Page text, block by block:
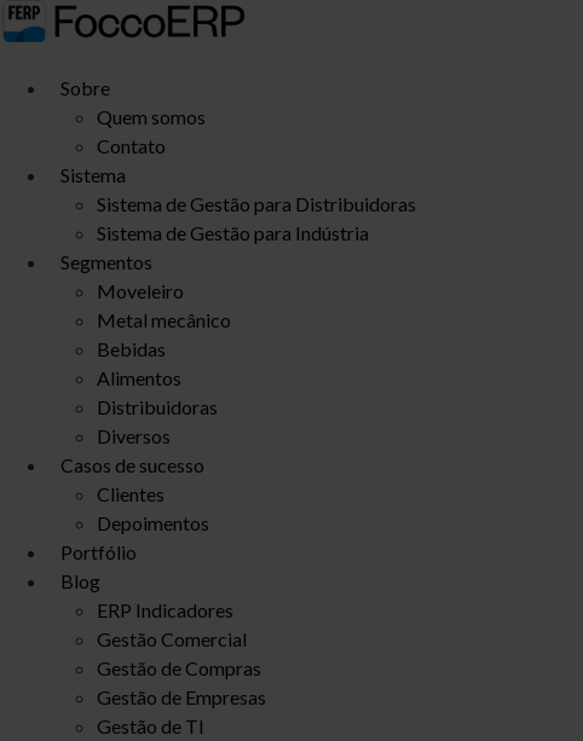
Ir
para
conteúdo
Sobre
Quem somos
Contato
Sistema
Sistema de Gestão para Distribuidoras
Sistema de Gestão para Indústria
Segmentos
Moveleiro
Metal mecânico
Bebidas
Alimentos
Distribuidoras
Diversos
Casos de sucesso
Clientes
Depoimentos
Portfólio
Blog
ERP Indicadores
Gestão Comercial
Gestão de Compras
Gestão de Empresas
Gestão de TI